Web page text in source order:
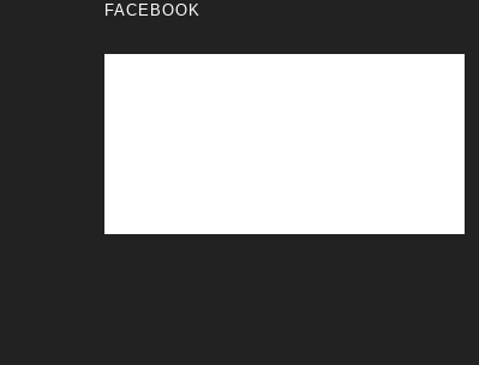
FACEBOOK